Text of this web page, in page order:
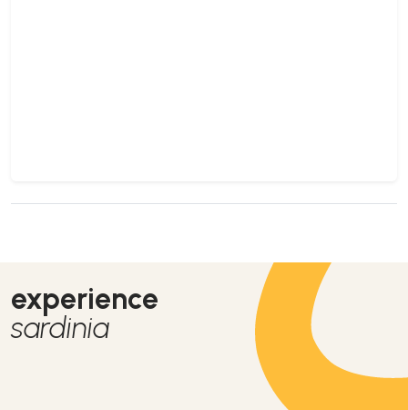
experience
sardinia